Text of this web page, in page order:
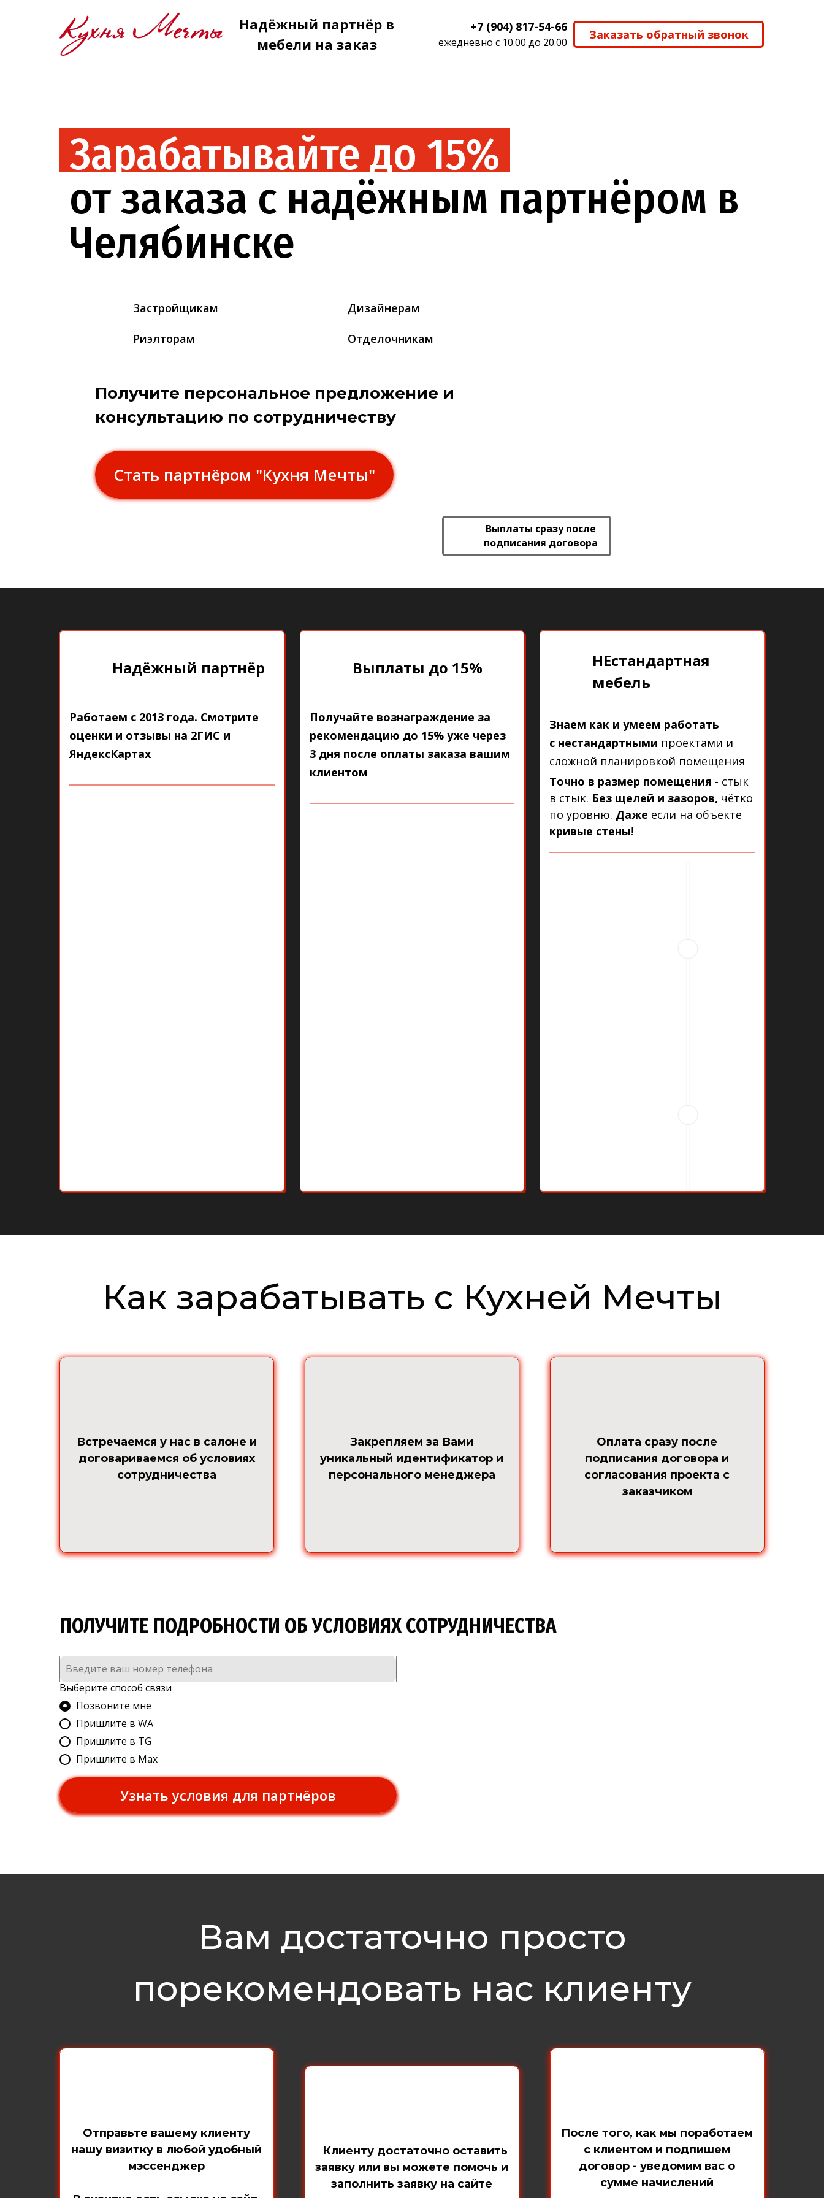
Надёжный партнёр в
мебели на заказ
+7 (904) 817-54-66
ежедневно с 10.00 до 20.00
Заказать обратный звонок
Зарабатывайте до 15%
от заказа с надёжным партнёром в
Челябинске
Застройщикам
Риэлторам
Дизайнерам
Отделочникам
Получите персональное предложение и
консультацию по сотрудничеству
Стать партнёром "Кухня Мечты"
Выплаты сразу после
подписания договора
Надёжный партнёр
Работаем с 2013 года. Смотрите
оценки и отзывы на 2ГИС и
ЯндексКартах
Выплаты до 15%
Получайте вознаграждение за
рекомендацию до 15% уже через
3 дня после оплаты заказа вашим
клиентом
НЕстандартная
мебель
Знаем как и умеем работать
с нестандартными проектами и
сложной планировкой помещения
Точно в размер помещения - стык
в стык. Без щелей и зазоров, чётко
по уровню. Даже если на объекте
кривые стены!
Как зарабатывать с Кухней Мечты
Встречаемся у нас в салоне и
договариваемся об условиях
сотрудничества
Закрепляем за Вами
уникальный идентификатор и
персонального менеджера
Оплата сразу после
подписания договора и
согласования проекта с
заказчиком
ПОЛУЧИТЕ ПОДРОБНОСТИ ОБ УСЛОВИЯХ СОТРУДНИЧЕСТВА
Выберите способ связи
Позвоните мне
Пришлите в WA
Пришлите в TG
Пришлите в Max
Узнать условия для партнёров
Вам достаточно просто
порекомендовать нас клиенту
Отправьте вашему клиенту
нашу визитку в любой удобный
мэссенджер
Клиенту достаточно оставить
заявку или вы можете помочь и
заполнить заявку на сайте
После того, как мы поработаем
с клиентом и подпишем
договор - уведомим вас о
сумме начислений